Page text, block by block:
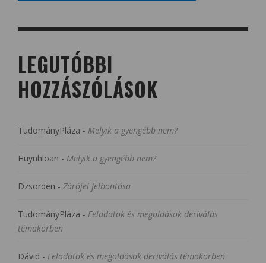
LEGUTÓBBI
HOZZÁSZÓLÁSOK
TudományPláza - Melyik a gyengébb nem?
Huynhloan - Melyik a gyengébb nem?
Dzsorden - Zárójel felbontása
TudományPláza - Feladatok és megoldások deriválás
témakörben
Dávid - Feladatok és megoldások deriválás témakörben